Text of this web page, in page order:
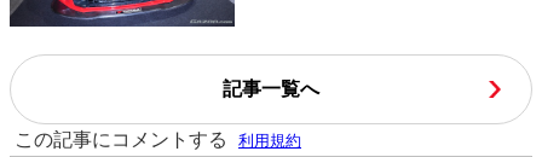
記事一覧へ